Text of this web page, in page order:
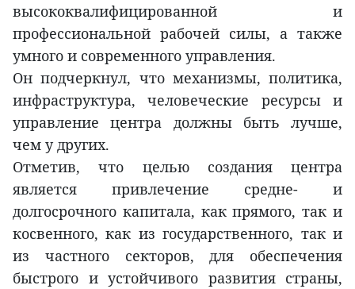
высококвалифицированной и
профессиональной рабочей силы, а также
умного и современного управления.
Он подчеркнул, что механизмы, политика,
инфраструктура, человеческие ресурсы и
управление центра должны быть лучше,
чем у других.
Отметив, что целью создания центра
является привлечение средне- и
долгосрочного капитала, как прямого, так и
косвенного, как из государственного, так и
из частного секторов, для обеспечения
быстрого и устойчивого развития страны,